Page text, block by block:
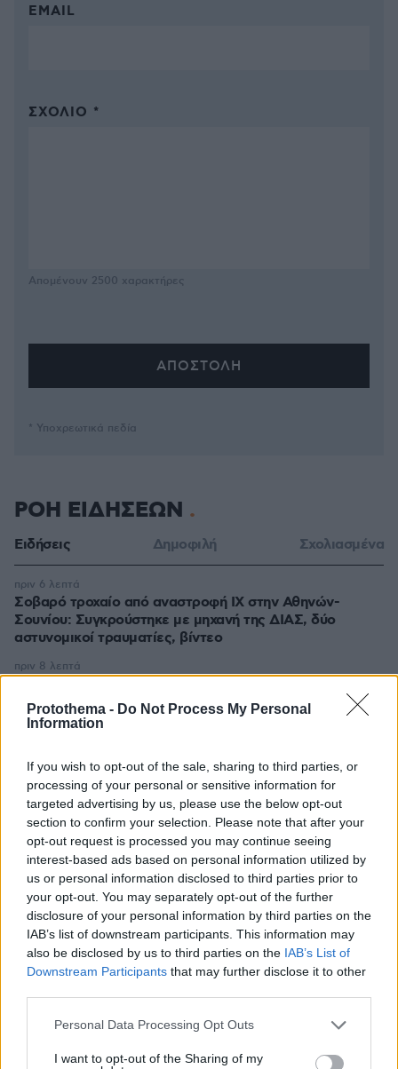
Protothema - Do Not Process My Personal
Information
If you wish to opt-out of the sale, sharing to third parties, or
processing of your personal or sensitive information for
targeted advertising by us, please use the below opt-out
section to confirm your selection. Please note that after your
opt-out request is processed you may continue seeing
interest-based ads based on personal information utilized by
us or personal information disclosed to third parties prior to
your opt-out. You may separately opt-out of the further
disclosure of your personal information by third parties on the
IAB’s list of downstream participants. This information may
also be disclosed by us to third parties on the IAB’s List of
Downstream Participants that may further disclose it to other
Please note that this website/app uses one or more Google
not limited to your visit or usage behaviour. You may click to
Personal Data Processing Opt Outs
I want to opt-out of the Sharing of my
EMAIL
ΣΧΌΛΙΟ *
Απομένουν 2500 χαρακτήρες
* Υποχρεωτικά πεδία
ΡΟΗ ΕΙΔΗΣΕΩΝ
Ειδήσεις Δημοφιλή Σχολιασμένα
Σοβαρό τροχαίο από αναστροφή ΙΧ στην Αθηνών-
Σουνίου: Συγκρούστηκε με μηχανή της ΔΙΑΣ, δύο
αστυνομικοί τραυματίες, βίντεο
πριν 6 λεπτά
ψαράδων σε κάνει «ψαρά για μία μέρα»
πριν 8 λεπτά
πριν 13 λεπτά
Καταγγελία για νυχτερινή είσοδο ισραηλινών
στρατευμάτων σε χωριό του Λιβάνου, η απάντηση του
Ισραήλ
πριν 16 λεπτά
Καρέτσας και Τζόλης στα «μαχαίρια» – Το ελληνικό
«ραντεβού» που κλέβει την παράσταση
πριν 30 λεπτά
Η αμυντική συμφωνία με Πακιστάν και Σαουδική Αραβία
είναι ίδια με το Άρθρο 5 του ΝΑΤΟ, λέει ο Χακάν
Φιντάν
πριν 37 λεπτά
Νίκολιτς μετά το φιλικό με την Athens Kallithea:
μεταγραφικό παράθυρο», δείτε βίντεο